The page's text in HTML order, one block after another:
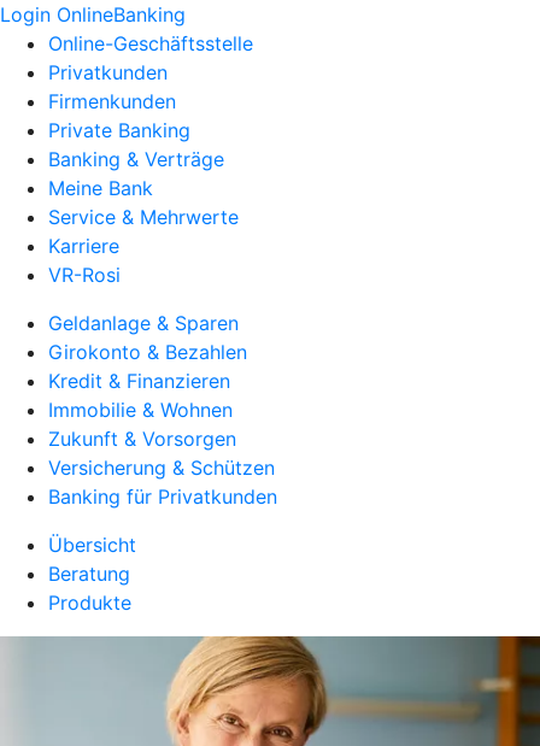
Login OnlineBanking
Online-Geschäftsstelle
Privatkunden
Firmenkunden
Private Banking
Banking & Verträge
Meine Bank
Service & Mehrwerte
Karriere
VR-Rosi
Geldanlage & Sparen
Girokonto & Bezahlen
Kredit & Finanzieren
Immobilie & Wohnen
Zukunft & Vorsorgen
Versicherung & Schützen
Banking für Privatkunden
Übersicht
Beratung
Produkte